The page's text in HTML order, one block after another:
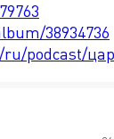
38934736
podcast/